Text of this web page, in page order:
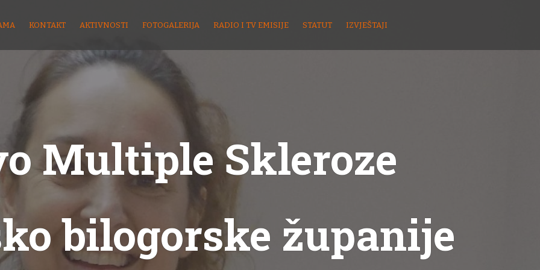
KONTAKT AKTIVNOSTI FOTOGALERIJA RADIO I TV EMISIJE STATUT IZVJEŠTAJI
Multiple Skleroze
bilogorske županije